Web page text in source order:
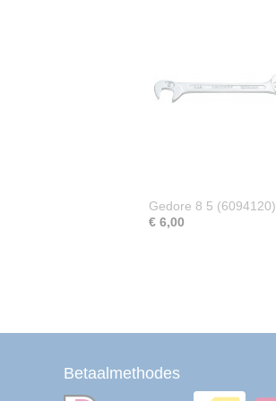
Gedore 8 5 (6094120)
€ 6,00
Betaalmethodes